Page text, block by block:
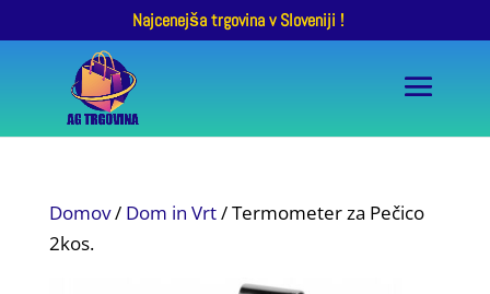
Najcenejša trgovina v Sloveniji !
Domov/ Dom in Vrt/ Termometer za Pečico
2kos.